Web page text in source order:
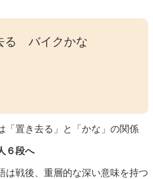
る バイクかな
「置き去る」と「かな」の関係
６段へ
は戦後、重層的な深い意味を持つ